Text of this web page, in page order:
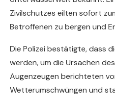
Zivilschutzes eilten sofort
Betroffenen zu bergen und
Die Polizei bestätigte, dass
werden, um die Ursachen
Augenzeugen berichteten
Wetterumschwüngen und